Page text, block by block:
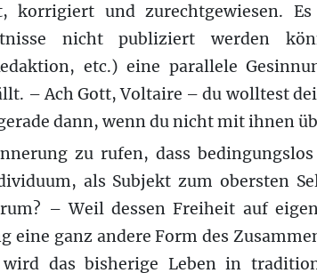
korrigiert und zurechtgewiesen.
nicht publiziert werden
etc.) eine parallele
– Ach Gott, Voltaire – du wolltest
dann, wenn du nicht mit ihnen
zu rufen, dass
als Subjekt zum obersten
– Weil dessen Freiheit auf
eine ganz andere Form des
das bisherige Leben in